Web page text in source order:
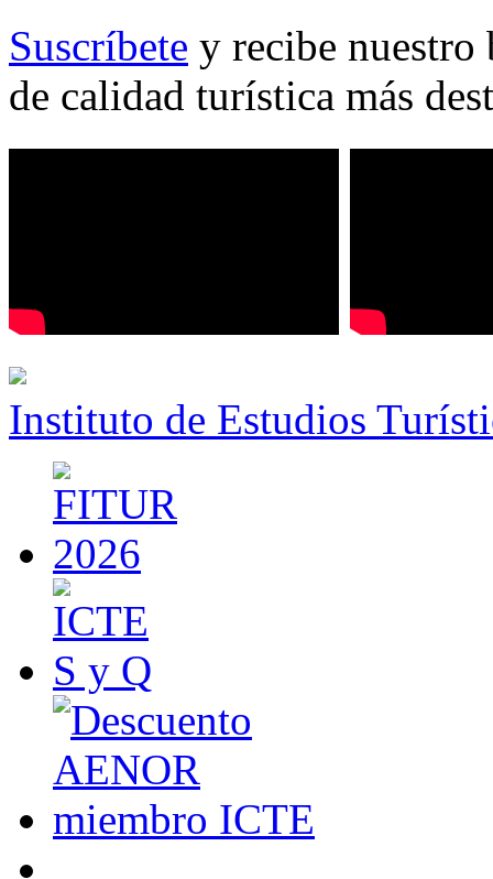
Suscríbete y recibe nuestro
de calidad turística más
Instituto de Estudios